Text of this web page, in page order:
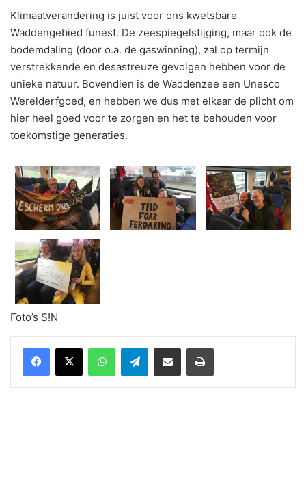
Klimaatverandering is juist voor ons kwetsbare
Waddengebied funest. De zeespiegelstijging, maar ook de
bodemdaling (door o.a. de gaswinning), zal op termijn
verstrekkende en desastreuze gevolgen hebben voor de
unieke natuur. Bovendien is de Waddenzee een Unesco
Werelderfgoed, en hebben we dus met elkaar de plicht om
hier heel goed voor te zorgen en het te behouden voor
toekomstige generaties.
Foto’s S!N
WhatsAppTelegramDelen via Email Print